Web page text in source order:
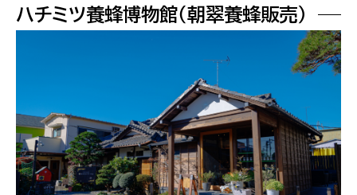
ハチミツ養蜂博物館（朝翠養蜂販売）